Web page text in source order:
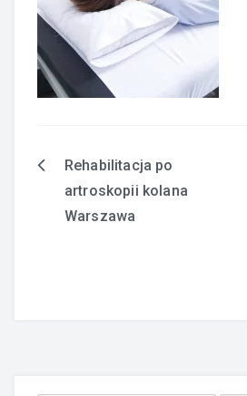
Nawigacja
wpisu
Rehabilitacja po
artroskopii kolana
Warszawa